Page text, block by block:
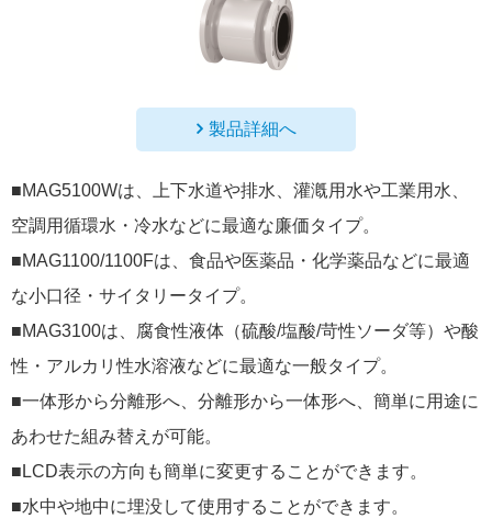
製品詳細へ
■MAG5100Wは、上下水道や排水、灌漑用水や工業用水、
空調用循環水・冷水などに最適な廉価タイプ。
■MAG1100/1100Fは、食品や医薬品・化学薬品などに最適
な小口径・サイタリータイプ。
■MAG3100は、腐食性液体（硫酸/塩酸/苛性ソーダ等）や酸
性・アルカリ性水溶液などに最適な一般タイプ。
■一体形から分離形へ、分離形から一体形へ、簡単に用途に
あわせた組み替えが可能。
■LCD表示の方向も簡単に変更することができます。
■水中や地中に埋没して使用することができます。